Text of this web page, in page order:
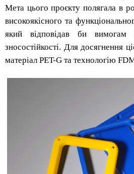
Мета цього проєкту полягала в
високоякісного та
який відповідав би вимогам
зносостійкості. Для досягнення
матеріал PET-G та технологію